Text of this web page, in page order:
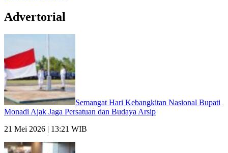
Advertorial
Semangat Hari Kebangkitan Nasional Bupati
Monadi Ajak Jaga Persatuan dan Budaya Arsip
21 Mei 2026 | 13:21 WIB